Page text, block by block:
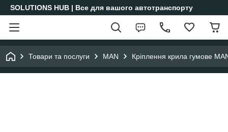
SOLUTIONS HUB | Все для вашого автотранспорту
Товари та послуги MAN Кріплення крила гумове